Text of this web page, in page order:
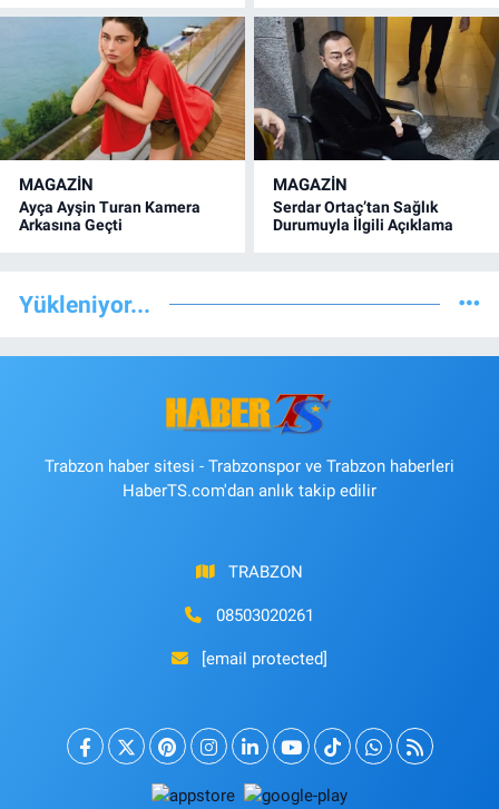
MAGAZİN
Ayça Ayşin Turan Kamera
Arkasına Geçti
MAGAZİN
Serdar Ortaç’tan Sağlık
Durumuyla İlgili Açıklama
Yükleniyor...
Trabzon haber sitesi - Trabzonspor ve Trabzon haberleri
HaberTS.com'dan anlık takip edilir
TRABZON
08503020261
[email protected]